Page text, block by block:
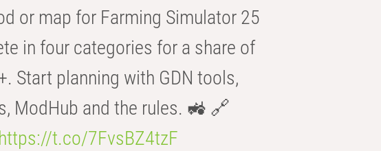
or map for Farming Simulator 25
in four categories for a share of
Start planning with GDN tools,
ModHub and the rules. 🚜 🔗
https://t.co/7FvsBZ4tzF